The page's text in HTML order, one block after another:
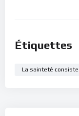
Étiquettes
La sainteté